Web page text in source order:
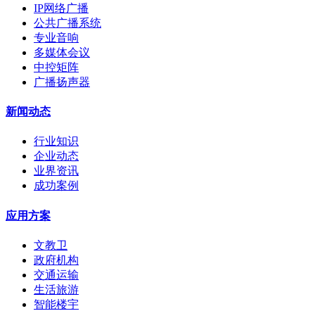
IP网络广播
公共广播系统
专业音响
多媒体会议
中控矩阵
广播扬声器
新闻动态
行业知识
企业动态
业界资讯
成功案例
应用方案
文教卫
政府机构
交通运输
生活旅游
智能楼宇